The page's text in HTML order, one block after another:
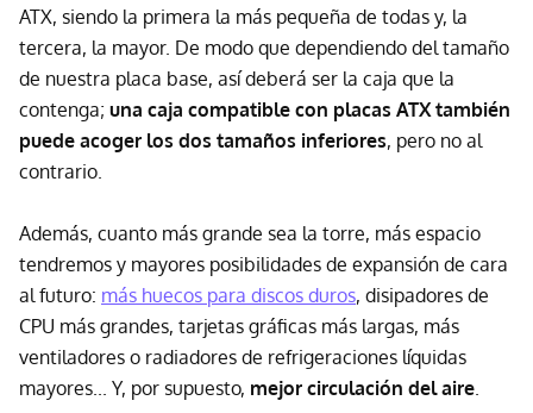
ATX, siendo la primera la más pequeña de todas y, la
tercera, la mayor. De modo que dependiendo del tamaño
de nuestra placa base, así deberá ser la caja que la
contenga; una caja compatible con placas ATX también
puede acoger los dos tamaños inferiores, pero no al
contrario.
Además, cuanto más grande sea la torre, más espacio
tendremos y mayores posibilidades de expansión de cara
al futuro: más huecos para discos duros, disipadores de
CPU más grandes, tarjetas gráficas más largas, más
ventiladores o radiadores de refrigeraciones líquidas
mayores... Y, por supuesto, mejor circulación del aire.